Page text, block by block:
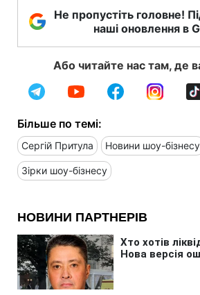
Не пропустіть головне!
наші оновлення в
Або читайте нас там, де
Більше по темі:
Сергій Притула Новини шоу-бізнесу
Зірки шоу-бізнесу